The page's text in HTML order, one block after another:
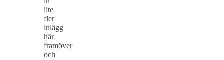
lite
fler
inlägg
här
framöver
och